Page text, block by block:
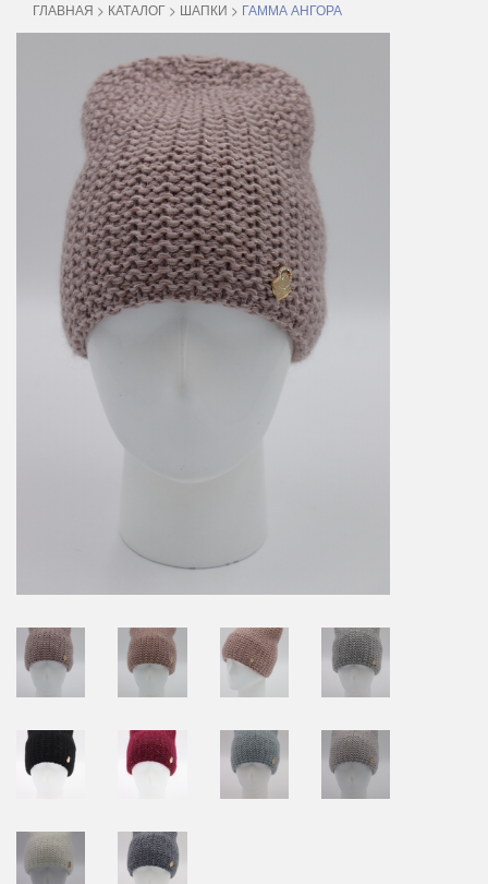
ГЛАВНАЯ > КАТАЛОГ > ШАПКИ > ГАММА АНГОРА